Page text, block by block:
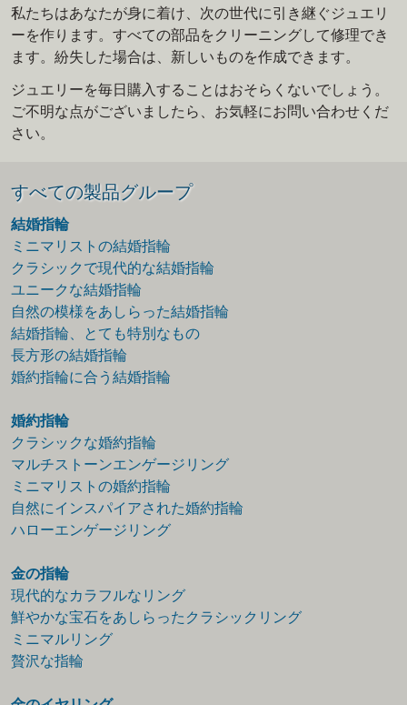
私たちはあなたが身に着け、次の世代に引き継ぐジュエリ
ーを作ります。すべての部品をクリーニングして修理でき
ます。紛失した場合は、新しいものを作成できます。
ジュエリーを毎日購入することはおそらくないでしょう。
ご不明な点がございましたら、お気軽にお問い合わせくだ
さい。
すべての製品グループ
結婚指輪
ミニマリストの結婚指輪
クラシックで現代的な結婚指輪
ユニークな結婚指輪
自然の模様をあしらった結婚指輪
結婚指輪、とても特別なもの
長方形の結婚指輪
婚約指輪に合う結婚指輪
婚約指輪
クラシックな婚約指輪
マルチストーンエンゲージリング
ミニマリストの婚約指輪
自然にインスパイアされた婚約指輪
ハローエンゲージリング
金の指輪
現代的なカラフルなリング
鮮やかな宝石をあしらったクラシックリング
ミニマルリング
贅沢な指輪